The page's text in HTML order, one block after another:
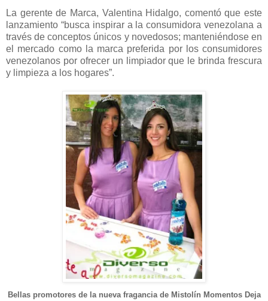
La gerente de Marca, Valentina Hidalgo, comentó que este
lanzamiento “busca inspirar a la consumidora venezolana a
través de conceptos únicos y novedosos; manteniéndose en
el mercado como la marca preferida por los consumidores
venezolanos por ofrecer un limpiador que le brinda frescura
y limpieza a los hogares”.
Bellas promotores de la nueva fragancia de Mistolín Momentos Deja